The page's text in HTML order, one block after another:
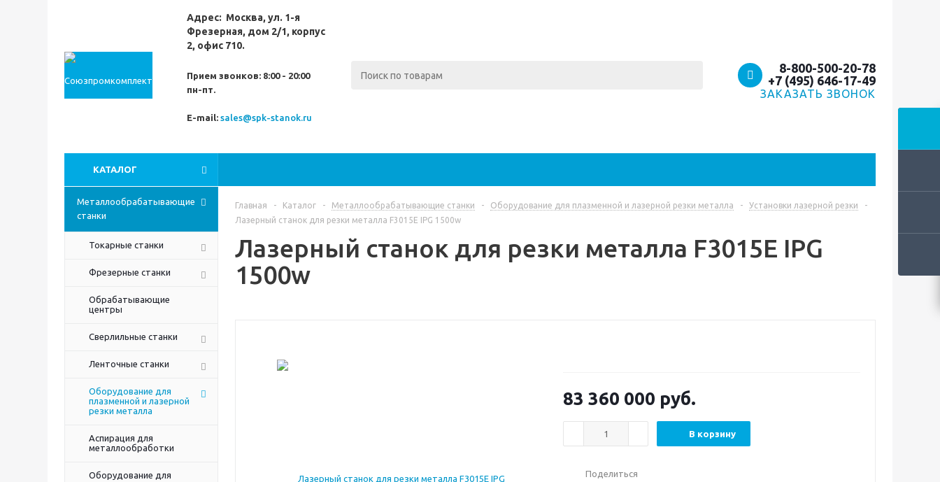
Адрес: Москва, ул. 1-я
Фрезерная, дом 2/1, корпус
2, офис 710.
Прием звонков: 8:00 - 20:00
пн-пт.
E-mail: sales@spk-stanok.ru
8-800-500-20-78
+7 (495) 646-17-49
ЗАКАЗАТЬ ЗВОНОК
КАТАЛОГ
Металлообрабатывающие
станки
Токарные станки
Фрезерные станки
Обрабатывающие
центры
Сверлильные станки
Ленточные станки
Оборудование для
плазменной и лазерной
резки металла
Аспирация для
металлообработки
Оборудование для
Главная - Каталог - Металлообрабатывающие станки - Оборудование для плазменной и лазерной резки металла - Установки лазерной резки
-
Лазерный станок для резки металла F3015E IPG 1500w
Лазерный станок для резки металла F3015E IPG
1500w
83 360 000 руб.
В корзину
Поделиться